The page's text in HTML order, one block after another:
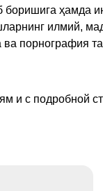
ҳамда
илмий,
порнография
и с подробной